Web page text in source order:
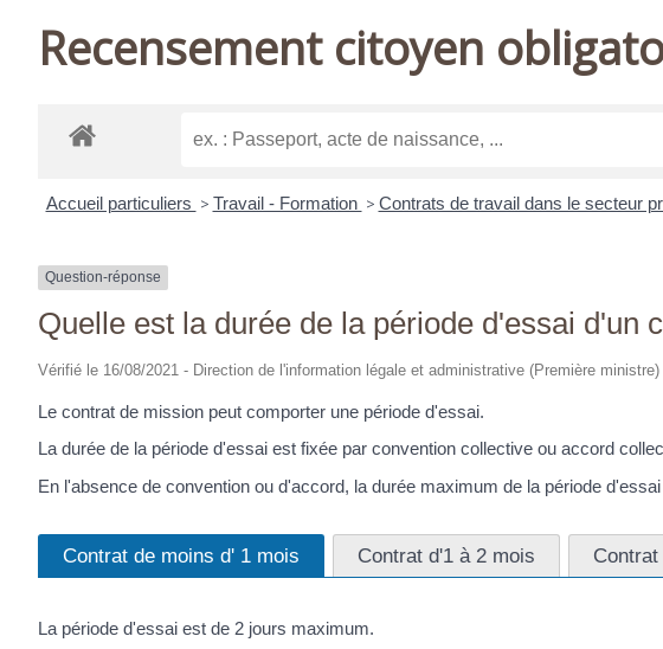
Recensement citoyen
Accueil particuliers > Travail - Formation > Contrats de travail dans le secteur
Question-réponse
Quelle est la durée de la période d'essai d'un
Vérifié le 16/08/2021 - Direction de l'information légale et administrative (Première ministre)
Le contrat de mission peut comporter une période d'essai.
La durée de la période d'essai est fixée par convention collective ou accord
En l'absence de convention ou d'accord, la durée maximum de la période
Contrat de moins d' 1 mois Contrat d'1 à 2 mois
La période d'essai est de 2 jours maximum.